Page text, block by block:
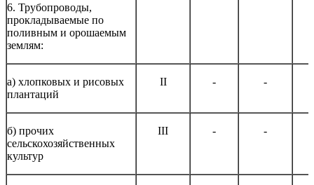
6. Трубопроводы,
прокладываемые по
поливным и орошаемым
землям:
а) хлопковых и рисовых
плантаций
II - -
б) прочих
сельскохозяйственных
культур
III - -